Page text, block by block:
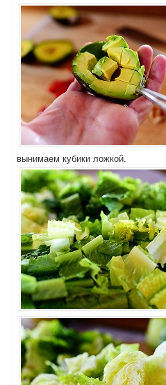
вынимаем кубики ложкой.